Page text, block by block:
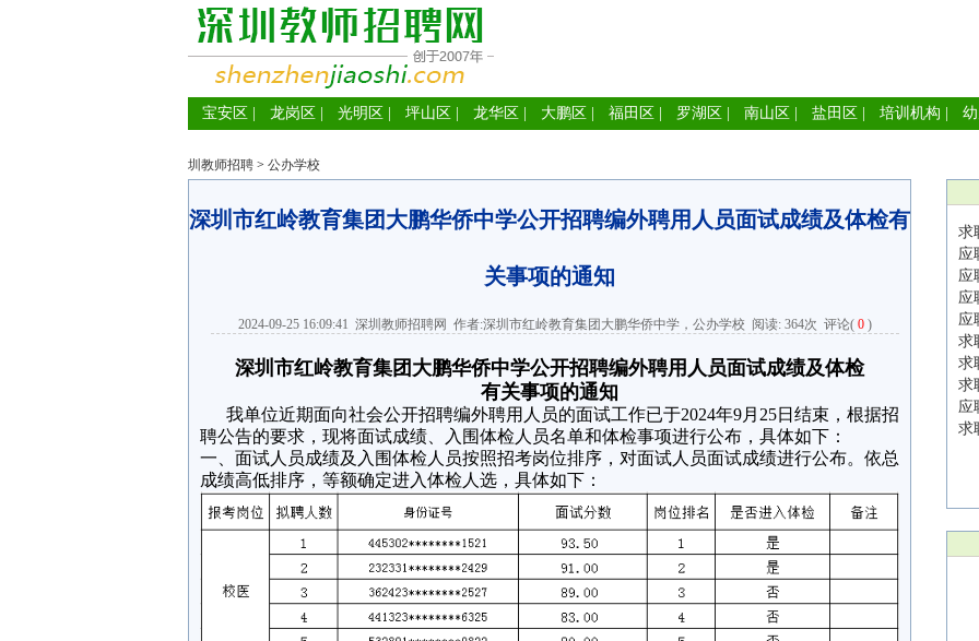
宝安区 龙岗区 光明区 坪山区 龙华区 大鹏区 福田区 罗湖区 南山区 盐田区 培训机构
圳教师招聘 > 公办学校
深圳市红岭教育集团大鹏华侨中学公开招聘编外聘用人员面试成绩及体检有
关事项的通知
2024-09-25 16:09:41 深圳教师招聘网 作者:深圳市红岭教育集团大鹏华侨中学，公办学校 阅读: 364次 评论( 0 )
深圳市红岭教育集团大鹏华侨中学公开招聘编外聘用人员面试成绩及体检
有关事项的通知
我单位近期面向社会公开招聘编外聘用人员的面试工作已于2024年9月25日结束，根据招
聘公告的要求，现将面试成绩、入围体检人员名单和体检事项进行公布，具体如下：
一、面试人员成绩及入围体检人员按照招考岗位排序，对面试人员面试成绩进行公布。依总
成绩高低排序，等额确定进入体检人选，具体如下：
求
应
应
应
应
求
求
求
应
求